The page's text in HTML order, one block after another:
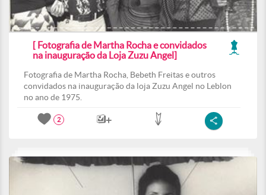
[ Fotografia de Martha Rocha e convidados
na inauguração da Loja Zuzu Angel]
Fotografia de Martha Rocha, Bebeth Freitas e outros
convidados na inauguração da loja Zuzu Angel no Leblon
no ano de 1975.
2